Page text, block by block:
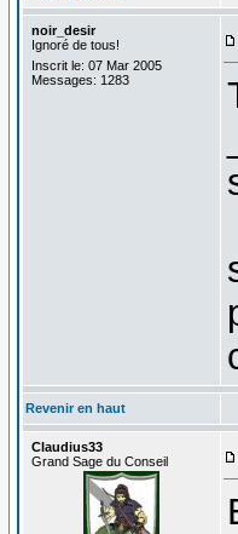
noir_desir
Ignoré de tous!
Inscrit le: 07 Mar 2005
Messages: 1283
Revenir en haut
Claudius33
Grand Sage du Conseil